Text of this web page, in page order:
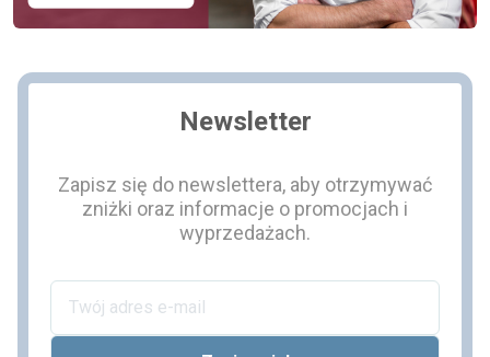
Newsletter
Zapisz się do newslettera, aby otrzymywać
zniżki oraz informacje o promocjach i
wyprzedażach.